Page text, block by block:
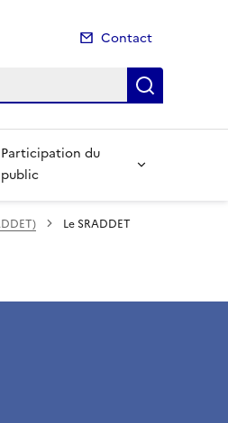
Contact
Participation du
public
Le SRADDET